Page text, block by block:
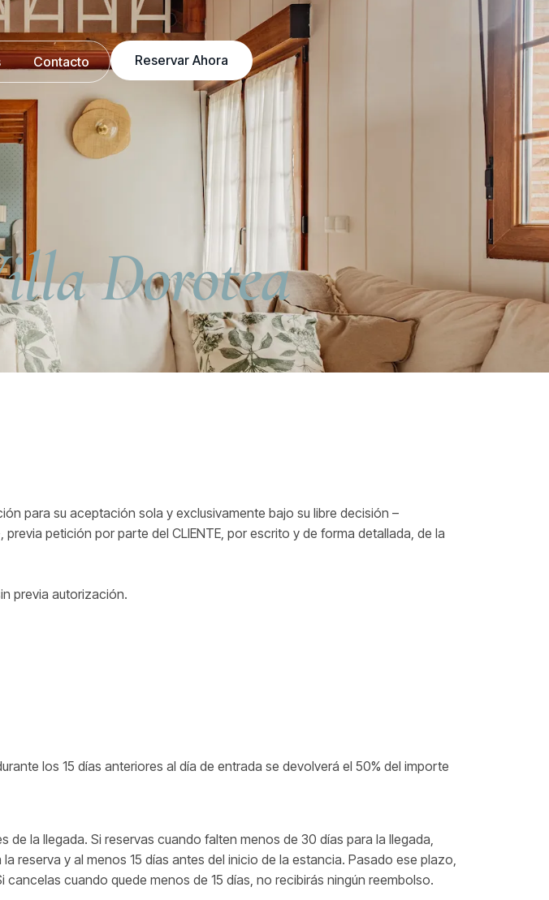
Contacto Reservar Ahora
Dorotea
para su aceptación sola y exclusivamente bajo su libre decisión –
petición por parte del CLIENTE, por escrito y de forma detallada, de la
previa autorización.
los 15 días anteriores al día de entrada se devolverá el 50% del importe
la llegada. Si reservas cuando falten menos de 30 días para la llegada,
reserva y al menos 15 días antes del inicio de la estancia. Pasado ese plazo,
cuando quede menos de 15 días, no recibirás ningún reembolso.